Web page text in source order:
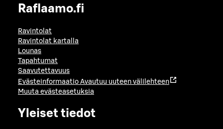
Raflaamo.fi
Ravintolat
Ravintolat kartalla
Lounas
Tapahtumat
Saavutettavuus
Evästeinformaatio Avautuu uuteen välilehteen
Muuta evästeasetuksia
Yleiset tiedot